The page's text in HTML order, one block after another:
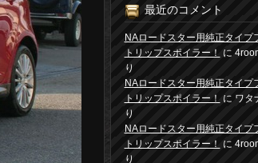
最近のコメント
NAロードスター用純正タイプ
トリップスポイラー！
に
り
NAロードスター用純正タイプ
トリップスポイラー！
に ワタ
り
NAロードスター用純正タイプ
トリップスポイラー！
に
り